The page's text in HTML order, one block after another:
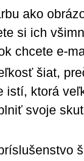
ako
si ich
chcete e-
šiat,
istí, ktorá
svoje